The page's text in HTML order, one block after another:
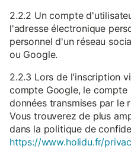
2.2.2 Un compte
l'adresse électronique
personnel d'un réseau
ou Google.
2.2.3 Lors de l'inscription
compte Google, le
données transmises par le
Vous trouverez de plus
dans la politique de
https://www.holidu.fr/